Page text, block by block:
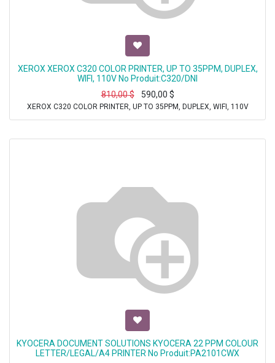
XEROX XEROX C320 COLOR PRINTER, UP TO 35PPM, DUPLEX,
WIFI, 110V No Produit:C320/DNI
810,00$ 590,00 $
XEROX C320 COLOR PRINTER, UP TO 35PPM, DUPLEX, WIFI, 110V
KYOCERA DOCUMENT SOLUTIONS KYOCERA 22 PPM COLOUR
LETTER/LEGAL/A4 PRINTER No Produit:PA2101CWX